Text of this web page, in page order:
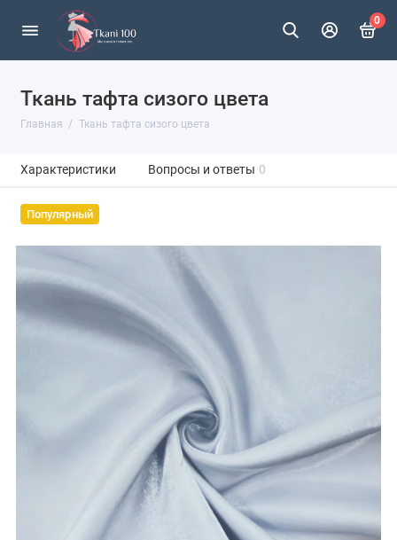
0
Ткань тафта сизого цвета
Главная Ткань тафта сизого цвета
Характеристики Вопросы и ответы 0
Популярный